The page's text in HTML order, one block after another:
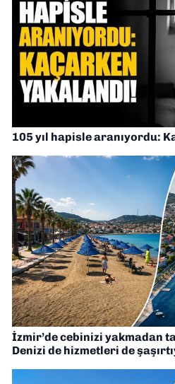
105 yıl hapisle aranıyordu:
İzmir’de cebinizi yakmadan
Denizi de hizmetleri de